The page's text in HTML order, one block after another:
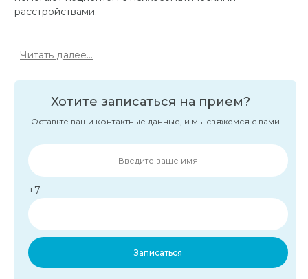
расстройствами.
Читать далее...
Хотите записаться на прием?
Оставьте ваши контактные данные, и мы свяжемся с вами
+7
Записаться